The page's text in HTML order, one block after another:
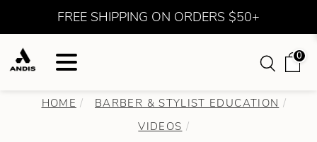
FREE SHIPPING ON ORDERS $50+
0
HOME
BARBER & STYLIST EDUCATION
VIDEOS